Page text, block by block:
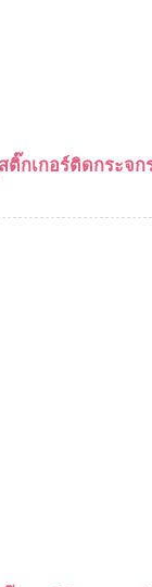
ติ๊กเกอร์ติดกระจก